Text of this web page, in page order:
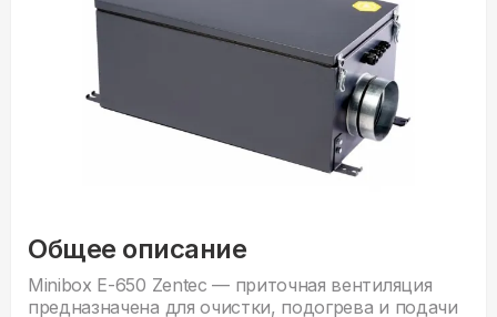
Общее описание
Minibox E-650 Zentec — приточная вентиляция
предназначена для очистки, подогрева и подачи